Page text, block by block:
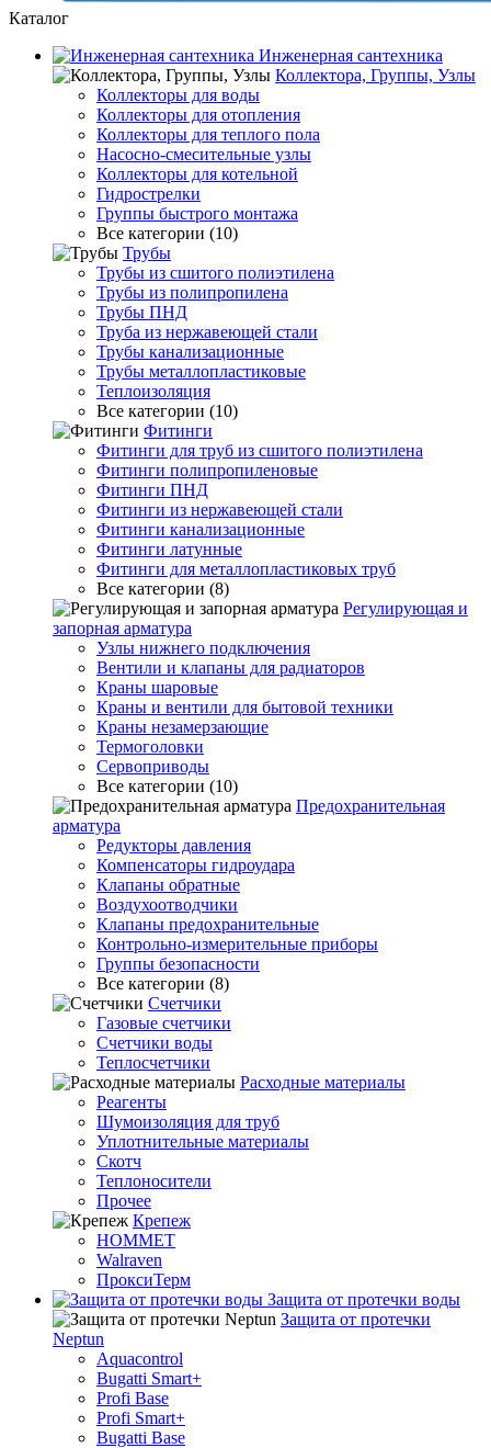
Каталог
Инженерная сантехника
Коллектора, Группы, Узлы
Коллекторы для воды
Коллекторы для отопления
Коллекторы для теплого пола
Насосно-смесительные узлы
Коллекторы для котельной
Гидрострелки
Группы быстрого монтажа
Все категории (10)
Трубы
Трубы из сшитого полиэтилена
Трубы из полипропилена
Трубы ПНД
Труба из нержавеющей стали
Трубы канализационные
Трубы металлопластиковые
Теплоизоляция
Все категории (10)
Фитинги
Фитинги для труб из сшитого полиэтилена
Фитинги полипропиленовые
Фитинги ПНД
Фитинги из нержавеющей стали
Фитинги канализационные
Фитинги латунные
Фитинги для металлопластиковых труб
Все категории (8)
Регулирующая и
запорная арматура
Узлы нижнего подключения
Вентили и клапаны для радиаторов
Краны шаровые
Краны и вентили для бытовой техники
Краны незамерзающие
Термоголовки
Сервоприводы
Все категории (10)
Предохранительная
арматура
Редукторы давления
Компенсаторы гидроудара
Клапаны обратные
Воздухоотводчики
Клапаны предохранительные
Контрольно-измерительные приборы
Группы безопасности
Все категории (8)
Счетчики
Газовые счетчики
Счетчики воды
Теплосчетчики
Расходные материалы
Реагенты
Шумоизоляция для труб
Уплотнительные материалы
Скотч
Теплоносители
Прочее
Крепеж
HOMMET
Walraven
ПроксиТерм
Защита от протечки воды
Защита от протечки
Neptun
Aquacontrol
Bugatti Smart+
Profi Base
Profi Smart+
Bugatti Base